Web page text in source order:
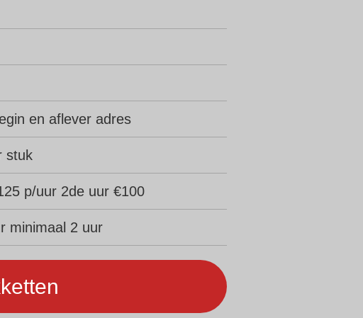
en aflever adres
stuk
p/uur 2de uur €100
minimaal 2 uur